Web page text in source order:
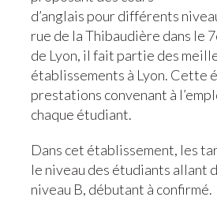
d’anglais pour différents
rue de la Thibaudière dans le
de Lyon, il fait partie des
établissements à Lyon. Cette
prestations convenant à
chaque étudiant.
Dans cet établissement, les
le niveau des étudiants allant
niveau B, débutant à confirmé.